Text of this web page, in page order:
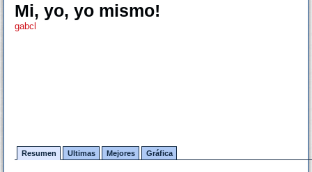
Mi, yo, yo mismo!
gabcl
Resumen Ultimas Mejores Gráfica